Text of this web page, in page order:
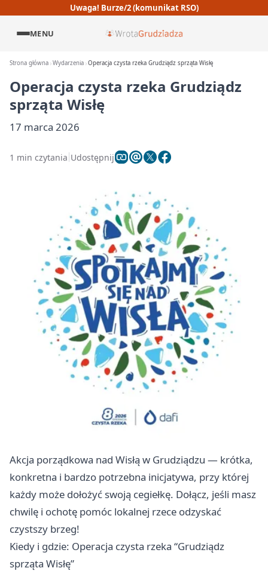
Uwaga! Burze/2 (komunikat RSO)
MENU
Strona główna Wydarzenia Operacja czysta rzeka Grudziądz sprząta Wisłę
Operacja czysta rzeka Grudziądz
sprząta Wisłę
17 marca 2026
1 min czytania Udostępnij
Akcja porządkowa nad Wisłą w Grudziądzu — krótka,
konkretna i bardzo potrzebna inicjatywa, przy której
każdy może dołożyć swoją cegiełkę. Dołącz, jeśli masz
chwilę i ochotę pomóc lokalnej rzece odzyskać
czystszy brzeg!
Kiedy i gdzie: Operacja czysta rzeka “Grudziądz
sprząta Wisłę”